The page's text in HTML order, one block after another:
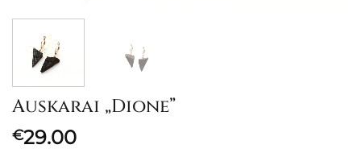
Auskarai „Dione”
€29.00